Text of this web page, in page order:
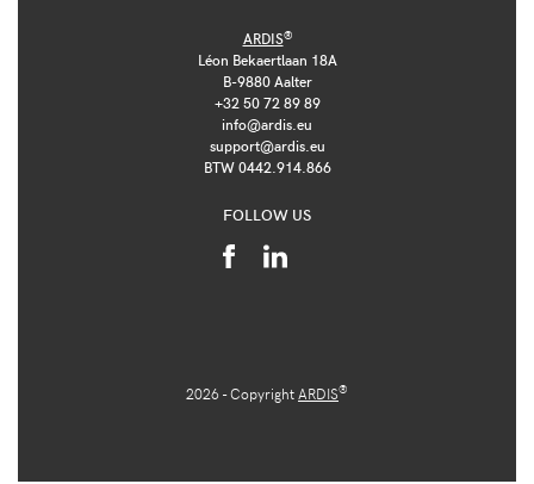
ARDIS®
Léon Bekaertlaan 18A
B-9880 Aalter
+32 50 72 89 89
info@ardis.eu
support@ardis.eu
BTW 0442.914.866
FOLLOW US
2026 - Copyright ARDIS®